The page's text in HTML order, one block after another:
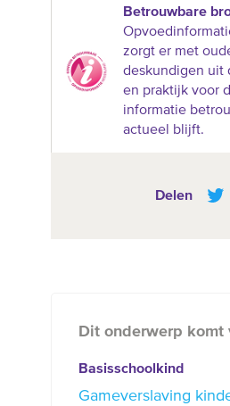
Betrouwbare
zorgt er met
deskundigen uit
en praktijk voor
informatie
actueel blijft.
Delen
Dit onderwerp komt
Basisschoolkind
Gameverslaving